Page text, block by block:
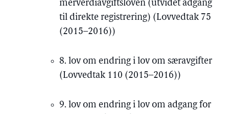
merverdiavgiftsloven (utvidet adgang
til direkte registrering) (Lovvedtak 75
(2015–2016))
8. lov om endring i lov om særavgifter
(Lovvedtak 110 (2015–2016))
9. lov om endring i lov om adgang for